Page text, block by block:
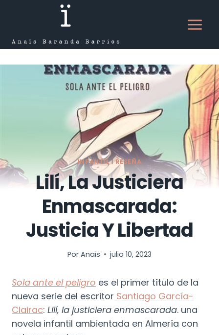
INFANTIL|RESEÑA
Lilí, La Justiciera
Enmascarada:
Justicia Y Libertad
Por Anaïs julio 10, 2023
Sola ante el peligro es el primer título de la
nueva serie del escritor Santiago García-
Clairac: Lilí, la justiciera enmascarada. una
novela infantil ambientada en Almería con